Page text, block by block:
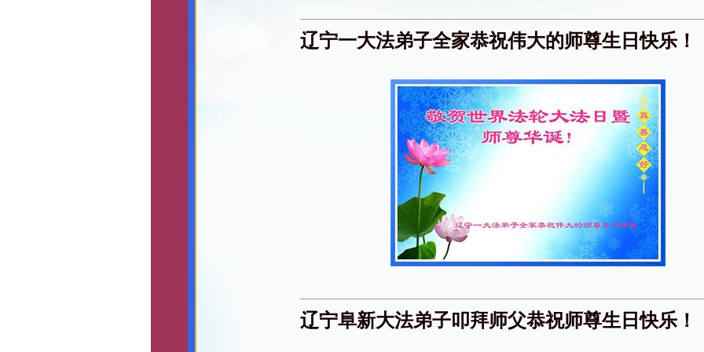
辽宁一大法弟子全家恭祝伟大的师尊生日快乐！
辽宁阜新大法弟子叩拜师父恭祝师尊生日快乐！